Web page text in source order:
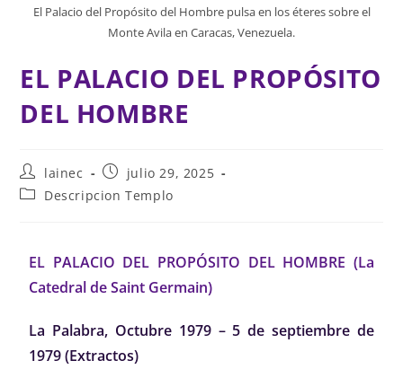
El Palacio del Propósito del Hombre pulsa en los éteres sobre el
Monte Avila en Caracas, Venezuela.
EL PALACIO DEL PROPÓSITO
DEL HOMBRE
lainec
julio 29, 2025
Descripcion Templo
EL PALACIO DEL PROPÓSITO DEL HOMBRE (La
Catedral de Saint Germain)
La Palabra, Octubre 1979 – 5 de septiembre de
1979 (Extractos)